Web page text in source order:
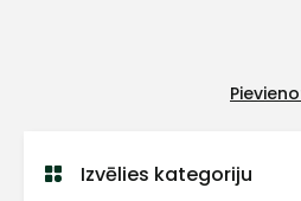
Izvēlies kategoriju